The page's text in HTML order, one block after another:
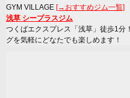
GYM VILLAGE [→おすすめジム一覧]
浅草 シープラスジム
つくばエクスプレス「浅草」徒歩1分
グを気軽にどなたでも楽しめます！